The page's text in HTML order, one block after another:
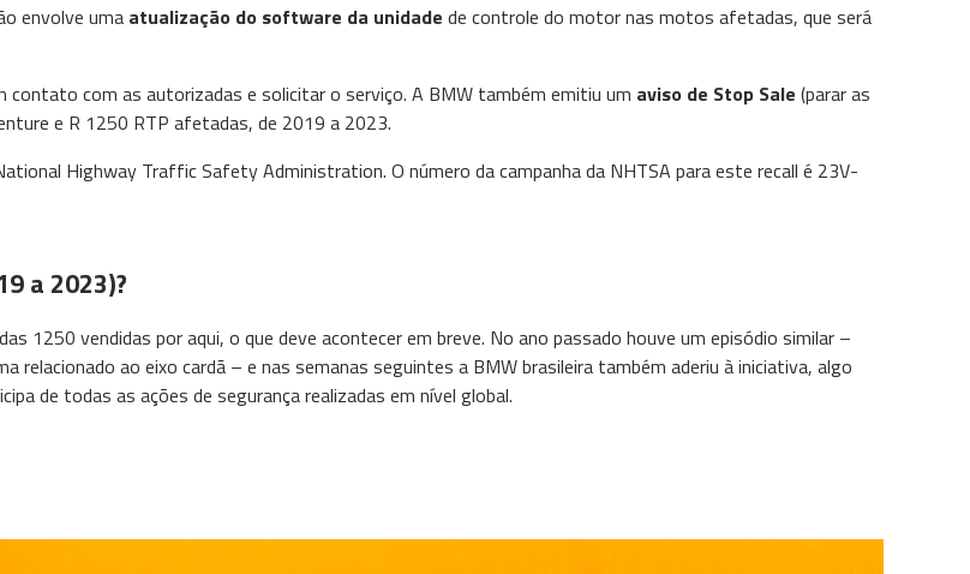
envolve uma atualização do software da unidade de controle do motor nas motos afetadas, que será
com as autorizadas e solicitar o serviço. A BMW também emitiu um aviso de Stop Sale (parar as
e R 1250 RTP afetadas, de 2019 a 2023.
Highway Traffic Safety Administration. O número da campanha da NHTSA para este recall é 23V-
a 2023)?
1250 vendidas por aqui, o que deve acontecer em breve. No ano passado houve um episódio similar –
relacionado ao eixo cardã – e nas semanas seguintes a BMW brasileira também aderiu à iniciativa, algo
de todas as ações de segurança realizadas em nível global.